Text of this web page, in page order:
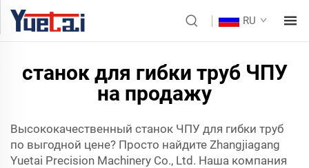
RU
станок для гибки труб ЧПУ
на продажу
Высококачественный станок ЧПУ для гибки труб
по выгодной цене? Просто найдите Zhangjiagang
Yuetai Precision Machinery Co., Ltd. Наша компания